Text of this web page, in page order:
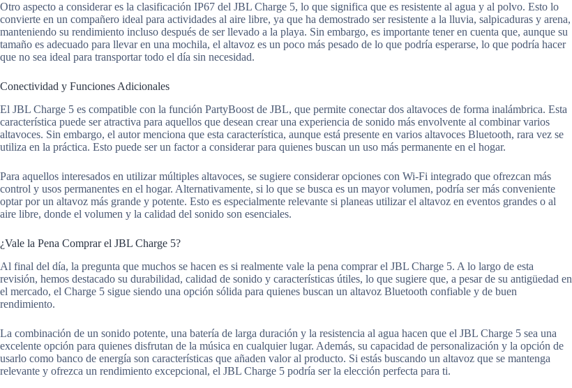
Otro aspecto a considerar es la clasificación IP67 del JBL Charge 5, lo que significa que es resistente al agua y al polvo. Esto lo
convierte en un compañero ideal para actividades al aire libre, ya que ha demostrado ser resistente a la lluvia, salpicaduras y arena,
manteniendo su rendimiento incluso después de ser llevado a la playa. Sin embargo, es importante tener en cuenta que, aunque su
tamaño es adecuado para llevar en una mochila, el altavoz es un poco más pesado de lo que podría esperarse, lo que podría hacer
que no sea ideal para transportar todo el día sin necesidad.
Conectividad y Funciones Adicionales
El JBL Charge 5 es compatible con la función PartyBoost de JBL, que permite conectar dos altavoces de forma inalámbrica. Esta
característica puede ser atractiva para aquellos que desean crear una experiencia de sonido más envolvente al combinar varios
altavoces. Sin embargo, el autor menciona que esta característica, aunque está presente en varios altavoces Bluetooth, rara vez se
utiliza en la práctica. Esto puede ser un factor a considerar para quienes buscan un uso más permanente en el hogar.
Para aquellos interesados en utilizar múltiples altavoces, se sugiere considerar opciones con Wi-Fi integrado que ofrezcan más
control y usos permanentes en el hogar. Alternativamente, si lo que se busca es un mayor volumen, podría ser más conveniente
optar por un altavoz más grande y potente. Esto es especialmente relevante si planeas utilizar el altavoz en eventos grandes o al
aire libre, donde el volumen y la calidad del sonido son esenciales.
¿Vale la Pena Comprar el JBL Charge 5?
Al final del día, la pregunta que muchos se hacen es si realmente vale la pena comprar el JBL Charge 5. A lo largo de esta
revisión, hemos destacado su durabilidad, calidad de sonido y características útiles, lo que sugiere que, a pesar de su antigüedad en
el mercado, el Charge 5 sigue siendo una opción sólida para quienes buscan un altavoz Bluetooth confiable y de buen
rendimiento.
La combinación de un sonido potente, una batería de larga duración y la resistencia al agua hacen que el JBL Charge 5 sea una
excelente opción para quienes disfrutan de la música en cualquier lugar. Además, su capacidad de personalización y la opción de
usarlo como banco de energía son características que añaden valor al producto. Si estás buscando un altavoz que se mantenga
relevante y ofrezca un rendimiento excepcional, el JBL Charge 5 podría ser la elección perfecta para ti.